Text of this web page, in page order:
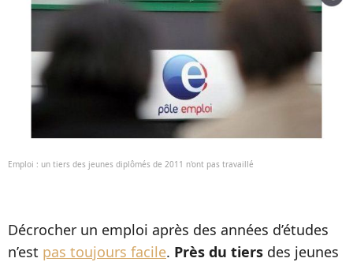
Emploi : un tiers des jeunes diplômés de 2011 n'ont pas travaillé
Décrocher un emploi après des années d’études
n’est pas toujours facile. Près du tiers des jeunes